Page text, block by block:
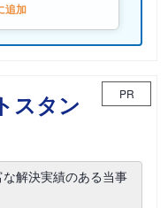
追加
スタン
PR
解決実績のある当事